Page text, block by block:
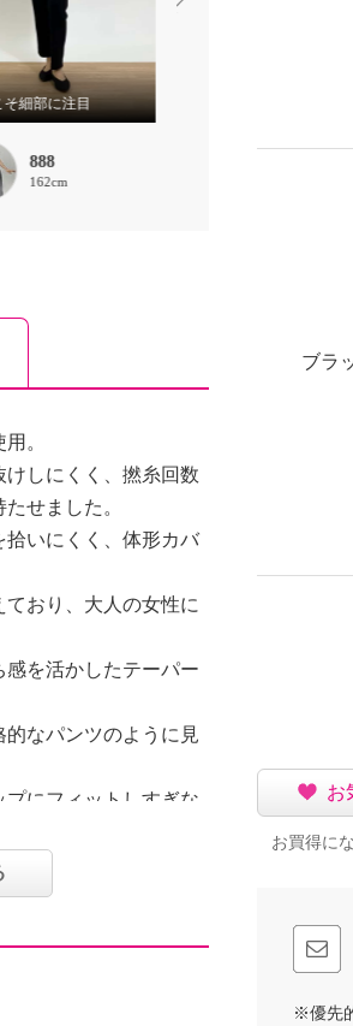
そ細部に注目
888
162cm
。
しにくく、撚糸回数
せました。
いにくく、体形カバ
おり、大人の女性に
を活かしたテーパー
なパンツのように見
にフィットしすぎな
見え効果を狙いまし
ブラ
お
お買得に
※優先